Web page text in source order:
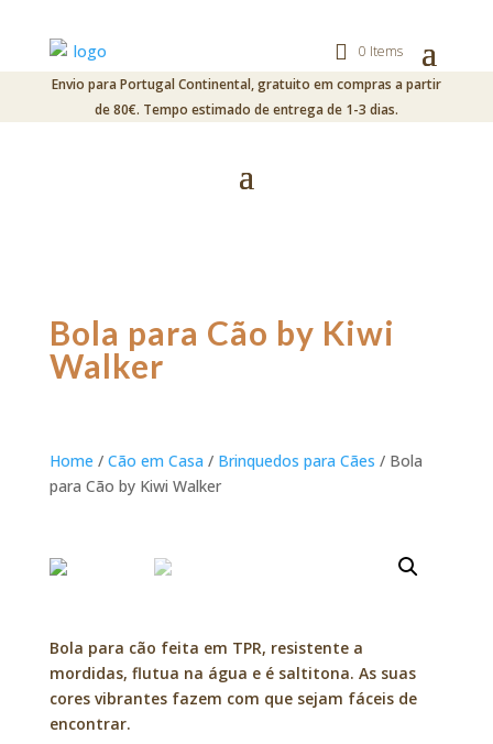
0 Items
Envio para Portugal Continental, gratuito em compras a partir
de 80€. Tempo estimado de entrega de 1-3 dias.
Bola para Cão by Kiwi
Walker
Home / Cão em Casa / Brinquedos para Cães / Bola
para Cão by Kiwi Walker
Bola para cão feita em TPR, resistente a
mordidas, flutua na água e é saltitona. As suas
cores vibrantes fazem com que sejam fáceis de
encontrar.